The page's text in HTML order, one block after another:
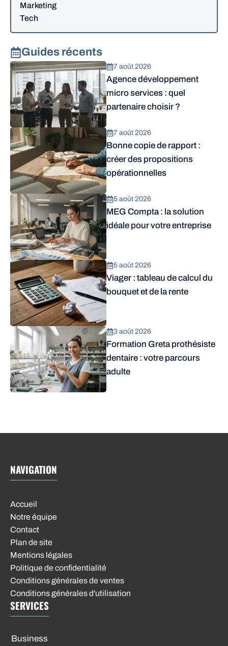
Marketing
Tech
Guides récents
7 août 2026
Agence développement
micro services : quel
partenaire choisir ?
7 août 2026
Bonne copie de rapport :
créer des propositions
opérationnelles
5 août 2026
MEG Compta : la solution
idéale pour votre entreprise
5 août 2026
Viager : tableau de calcul du
bouquet et de la rente
3 août 2026
Formation Greta prothésiste
dentaire : votre parcours
adulte
NAVIGATION
Accueil
Notre équipe
Contact
Plan de site
Mentions légales
Politique de confidentialité
Conditions générales de ventes
Conditions générales d'utilisation
SERVICES
Business